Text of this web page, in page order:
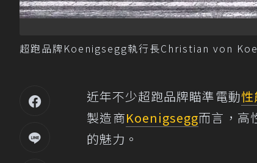
超跑品牌Koenigsegg執行長Christian von
近年不少超跑品牌瞄準電動性
製造商Koenigsegg而言，高
的魅力。